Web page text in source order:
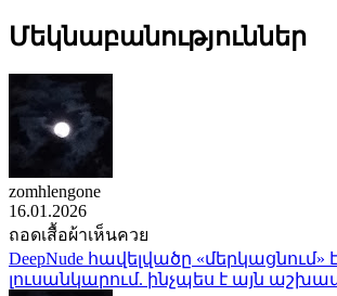
Մեկնաբանություններ
zomhlengone
16.01.2026
ถอดเสื้อผ้าเห็นควย
DeepNude հավելվածը
լուսանկարում. ինչպես է այն